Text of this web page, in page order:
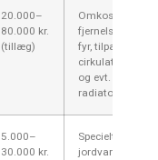
20.000–
80.000 kr.
(tillæg)
Omkostning til
fjernelse af
fyr, tilpasning af
og evt. nye
radiatorer.
5.000–
30.000 kr.
Specielt ved
jordvarme eller